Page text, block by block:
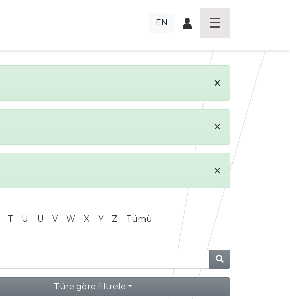
EN
×
×
×
T U Ü V W X Y Z Tümü
Türe göre filtrele